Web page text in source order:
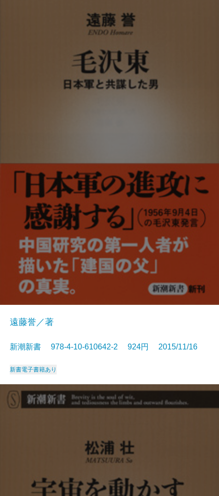
遠藤誉／著
新潮新書 978-4-10-610642-2 924円 2015/11/16
新書電子書籍あり